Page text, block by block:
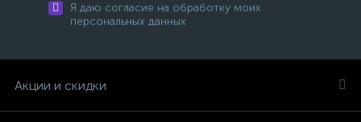
Я даю согласие на обработку моих
персональных данных
Акции и скидки